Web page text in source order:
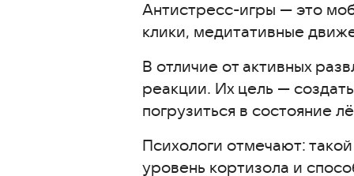
Шерлок: Поиск скрытых
Слова: Игра в слова
Мир домовят: три в ряд
Сокровища Пиратов — Три в
Watermelon Cats
Snake Lite – Игра Worm.io
2048 – Puzzle Game
Антистресс-игры — это
клики, медитативные
В отличие от активных
реакции. Их цель —
погрузиться в состояние
Психологи отмечают:
уровень кортизола и